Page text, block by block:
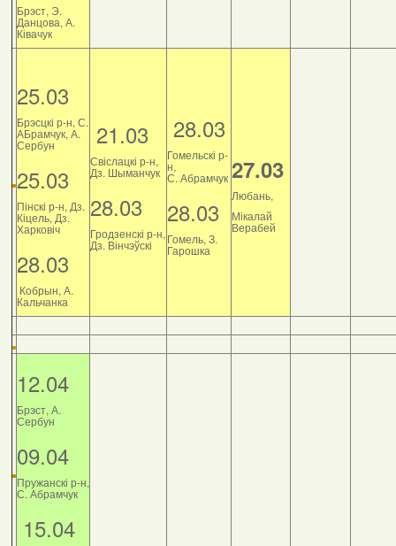
Брэст, Э.
Данцова, А.
Ківачук
25.03
Брэсцкі р-н, С.
АБрамчук, А.
Сербун
25.03
Пінскі р-н, Дз.
Кіцель, Дз.
Харковіч
28.03
Кобрын, А.
Кальчанка
21.03
Свіслацкі р-н,
Дз. Шыманчук
28.03
Гродзенскі р-н,
Дз. Вінчэўскі
28.03
Гомельскі р-
н,
С. Абрамчук
28.03
Гомель, З.
Гарошка
27.03
Любань,
Мікалай
Верабей
12.04
Брэст, А.
Сербун
09.04
Пружанскі р-н,
С. Абрамчук
15.04